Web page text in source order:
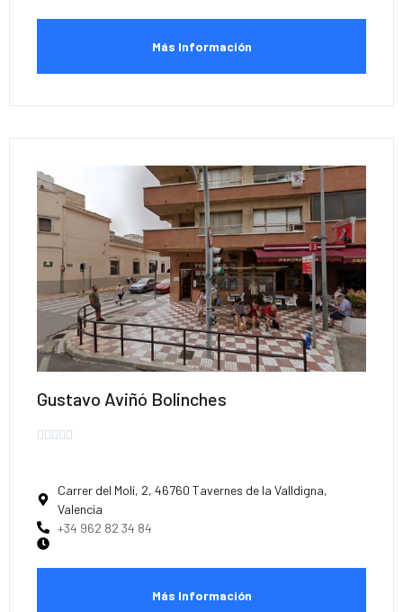
Más Información
Gustavo Aviñó Bolinches

Carrer del Molí, 2, 46760 Tavernes de la Valldigna,
Valencia
+34 962 82 34 84
Más Información